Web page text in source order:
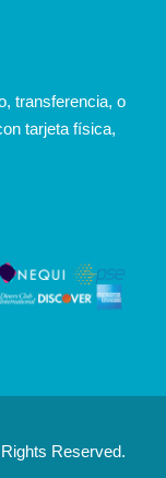
transferencia, o
tarjeta física,
Reserved.